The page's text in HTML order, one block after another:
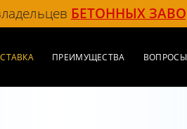
БЕТОННЫХ
ПРЕИМУЩЕСТВА ВОПРОСЫ